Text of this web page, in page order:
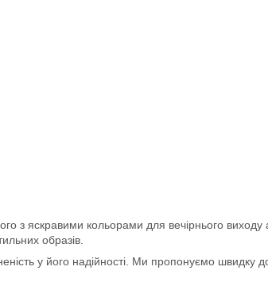
з яскравими кольорами для вечірнього виходу
образів.
у його надійності. Ми пропонуємо швидку